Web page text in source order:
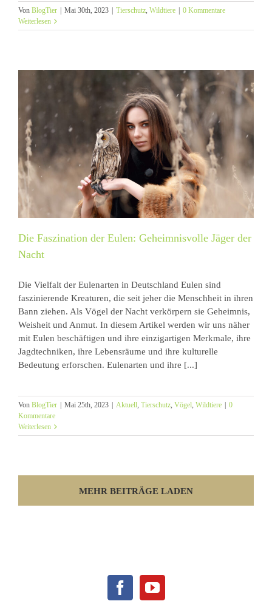
Von BlogTier Mai 30th, 2023 Tierschutz, Wildtiere
0 Kommentare
Weiterlesen
Die Faszination der Eulen: Geheimnisvolle Jäger der
Nacht
Die Vielfalt der Eulenarten in Deutschland Eulen sind
faszinierende Kreaturen, die seit jeher die Menschheit in ihren
Bann ziehen. Als Vögel der Nacht verkörpern sie Geheimnis,
Weisheit und Anmut. In diesem Artikel werden wir uns näher
mit Eulen beschäftigen und ihre einzigartigen Merkmale, ihre
Jagdtechniken, ihre Lebensräume und ihre kulturelle
Bedeutung erforschen. Eulenarten und ihre [...]
Von BlogTier Mai 25th, 2023 Aktuell, Tierschutz, Vögel, Wildtiere
0
Kommentare
Weiterlesen
MEHR BEITRÄGE LADEN